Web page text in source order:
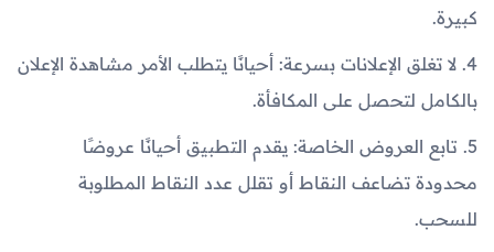
كبيرة.
4. لا تغلق الإعلانات بسرعة: أحيانًا يتطلب الأمر مشاهدة الإعلان
بالكامل لتحصل على المكافأة.
5. تابع العروض الخاصة: يقدم التطبيق أحيانًا عروضًا
محدودة تضاعف النقاط أو تقلل عدد النقاط المطلوبة
للسحب.